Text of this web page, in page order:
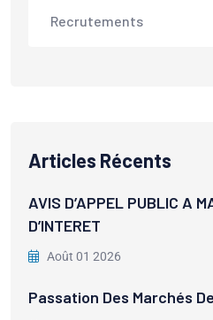
Recrutements
Articles Récents
AVIS D’APPEL PUBLIC A
D’INTERET
Août 01 2026
Passation Des Marchés